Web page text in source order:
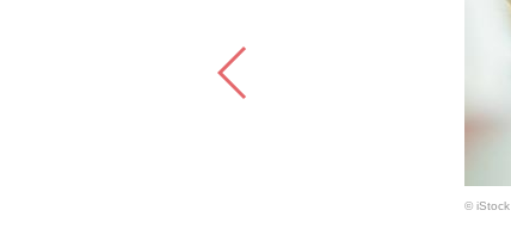
© iStock